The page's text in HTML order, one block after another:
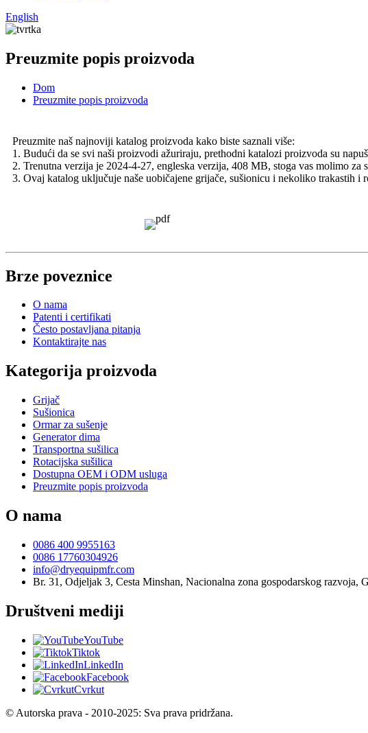
English
Preuzmite popis proizvoda
Dom
Preuzmite popis proizvoda
Preuzmite naš najnoviji katalog proizvoda kako biste saznali više:
1. Budući da se svi naši proizvodi ažuriraju, prethodni katalozi proizvoda su
2. Trenutna verzija je 2024-4-27, engleska verzija, 408 MB, stoga vas molimo za
3. Ovaj katalog uključuje naše uobičajene grijače, sušionicu i nekoliko trakastih
Brze poveznice
O nama
Patenti i certifikati
Često postavljana pitanja
Kontaktirajte nas
Kategorija proizvoda
Grijač
Sušionica
Ormar za sušenje
Generator dima
Transportna sušilica
Rotacijska sušilica
Dostupna OEM i ODM usluga
Preuzmite popis proizvoda
O nama
0086 400 9955163
0086 17760304926
info@dryequipmfr.com
Br. 31, Odjeljak 3, Cesta Minshan, Nacionalna zona gospodarskog razvoja,
Društveni mediji
YouTube
Tiktok
LinkedIn
Facebook
Cvrkut
© Autorska prava - 2010-2025: Sva prava pridržana.